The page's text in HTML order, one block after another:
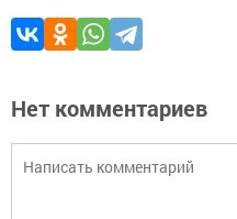
Нет комментариев